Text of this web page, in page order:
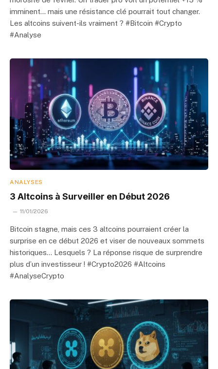
imminent… mais une résistance clé pourrait tout changer.
Les altcoins suivent-ils vraiment ? #Bitcoin #Crypto
#Analyse
ANALYSES
3 Altcoins à Surveiller en Début 2026
11/01/2026
Bitcoin stagne, mais ces 3 altcoins pourraient créer la
surprise en ce début 2026 et viser de nouveaux sommets
historiques… Lesquels ? La réponse risque de surprendre
plus d’un investisseur ! #Crypto2026 #Altcoins
#AnalyseCrypto